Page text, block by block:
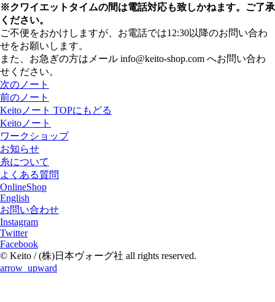
※クワイエットタイムの間は電話対応も致しかねます。ご了承
ください。
ご不便をおかけしますが、お電話では12:30以降のお問い合わ
せをお願いします。
また、お急ぎの方はメール info@keito-shop.com へお問い合わ
せください。
次のノート
前のノート
Keitoノート TOPにもどる
Keitoノート
ワークショップ
お知らせ
糸について
よくある質問
OnlineShop
English
お問い合わせ
Instagram
Twitter
Facebook
© Keito / (株)日本ヴォーグ社 all rights reserved.
arrow_upward